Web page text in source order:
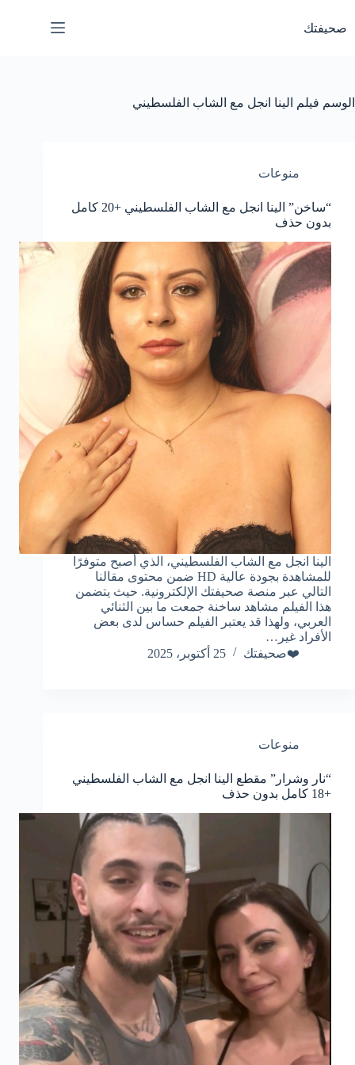
المحتوى
صحيفتك
الوسم فيلم الينا انجل مع الشاب الفلسطيني
منوعات
“ساخن” الينا انجل مع الشاب الفلسطيني +20 كامل
بدون حذف
الينا انجل مع الشاب الفلسطيني، الذي أصبح متوفرًا
للمشاهدة بجودة عالية HD ضمن محتوى مقالنا
التالي عبر منصة صحيفتك الإلكترونية. حيث يتضمن
هذا الفيلم مشاهد ساخنة جمعت ما بين الثنائي
العربي، ولهذا قد يعتبر الفيلم حساس لدى بعض
الأفراد غير…
❤️صحيفتك
25 أكتوبر، 2025
منوعات
“نار وشرار” مقطع الينا انجل مع الشاب الفلسطيني
+18 كامل بدون حذف